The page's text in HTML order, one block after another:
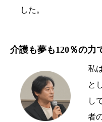
した。
介護も夢も120％の力
私
と
し
者